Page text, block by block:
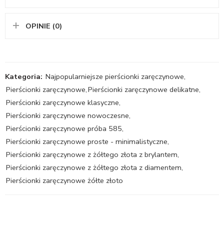
OPINIE (0)
Kategoria: Najpopularniejsze pierścionki zaręczynowe,
Pierścionki zaręczynowe,Pierścionki zaręczynowe delikatne,
Pierścionki zaręczynowe klasyczne,
Pierścionki zaręczynowe nowoczesne,
Pierścionki zaręczynowe próba 585,
Pierścionki zaręczynowe proste - minimalistyczne,
Pierścionki zaręczynowe z żółtego złota z brylantem,
Pierścionki zaręczynowe z żółtego złota z diamentem,
Pierścionki zaręczynowe żółte złoto